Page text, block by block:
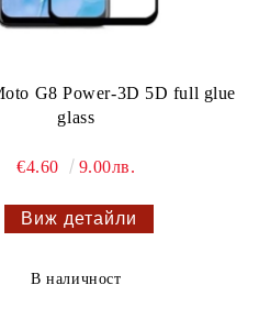
G8 Power-3D 5D full glue
glass
€4.60 9.00лв.
Виж детайли
В наличност